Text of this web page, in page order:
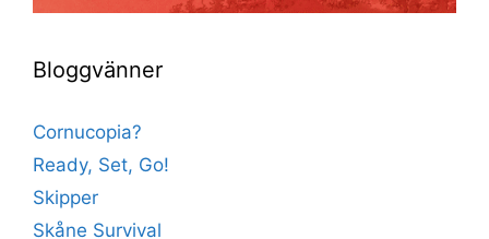
Bloggvänner
Cornucopia?
Ready, Set, Go!
Skipper
Skåne Survival